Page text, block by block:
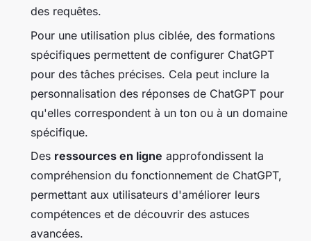
des requêtes.
Pour une utilisation plus ciblée, des formations
spécifiques permettent de configurer ChatGPT
pour des tâches précises. Cela peut inclure la
personnalisation des réponses de ChatGPT pour
qu'elles correspondent à un ton ou à un domaine
spécifique.
Des ressources en ligne approfondissent la
compréhension du fonctionnement de ChatGPT,
permettant aux utilisateurs d'améliorer leurs
compétences et de découvrir des astuces
avancées.